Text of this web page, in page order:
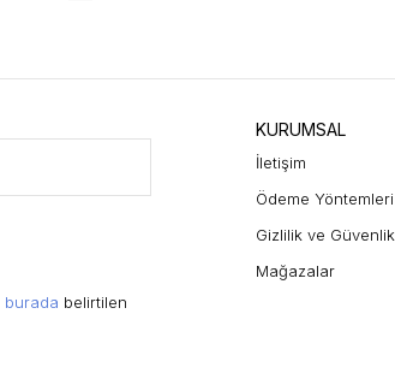
burada belirtilen
KURUMSAL
İletişim
Ödeme Yöntemleri
Gizlilik ve Güvenlik
Mağazalar